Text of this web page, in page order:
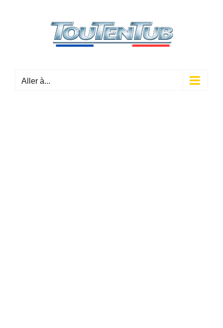
Aller à...